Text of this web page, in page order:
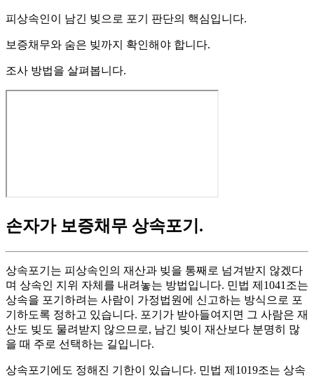
피상속인이 남긴 빚으로 포기 판단의 핵심입니다.
보증채무와 숨은 빚까지 확인해야 합니다.
조사 방법을 살펴봅니다.
손자가 보증채무 상속포기 .
상속포기는 피상속인의 재산과 빚을 통째로 넘겨받지 않겠다
며 상속인 지위 자체를 내려놓는 방법입니다. 민법 제1041조는
상속을 포기하려는 사람이 가정법원에 신고하는 방식으로 포
기하도록 정하고 있습니다. 포기가 받아들여지면 그 사람은 재
산도 빚도 물려받지 않으므로, 남긴 빚이 재산보다 분명히 많
을 때 주로 선택하는 길입니다.
상속포기에도 정해진 기한이 있습니다. 민법 제1019조는 상속